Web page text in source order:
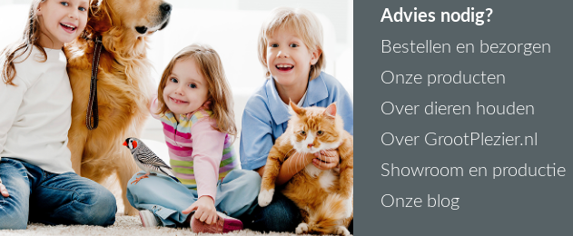
Advies nodig?
Bestellen en bezorgen
Onze producten
Over dieren houden
Over GrootPlezier.nl
Showroom en productie
Onze blog